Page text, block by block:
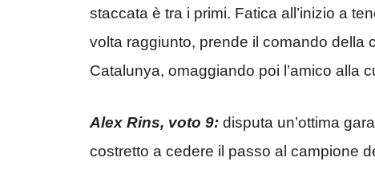
staccata è tra i primi. Fatica all’inizio a
volta raggiunto, prende il comando della
Catalunya, omaggiando poi l’amico alla
Alex Rins, voto 9: disputa un’ottima
costretto a cedere il passo al campione